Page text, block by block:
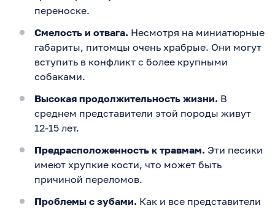
переноске.
Смелость и отвага. Несмотря на миниатюрные
габариты, питомцы очень храбрые. Они могут
вступить в конфликт с более крупными
собаками.
Высокая продолжительность жизни. В
среднем представители этой породы живут
12-15 лет.
Предрасположенность к травмам. Эти песики
имеют хрупкие кости, что может быть
причиной переломов.
Проблемы с зубами. Как и все представители